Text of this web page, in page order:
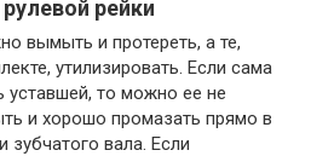
рейки
вымыть и протереть, а те,
утилизировать. Если сама
уставшей, то можно ее не
и хорошо промазать прямо в
зубчатого вала. Если